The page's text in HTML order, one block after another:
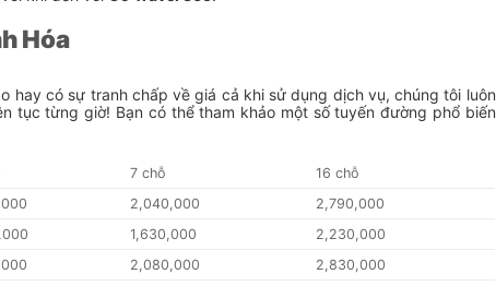
Hóa
hay có sự tranh chấp về giá cả khi sử dụng dịch vụ, chúng tôi luôn
tục từng giờ! Bạn có thể tham khảo một số tuyến đường phổ biến
7 chỗ
16 chỗ
2,040,000
2,790,000
1,630,000
2,230,000
2,080,000
2,830,000